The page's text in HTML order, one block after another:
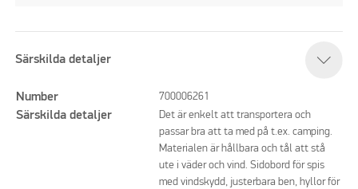
Särskilda detaljer
Number 700006261
Särskilda detaljer
Det är enkelt att transportera och
passar bra att ta med på t.ex. camping.
Materialen är hållbara och tål att stå
ute i väder och vind. Sidobord för spis
med vindskydd, justerbara ben, hyllor för